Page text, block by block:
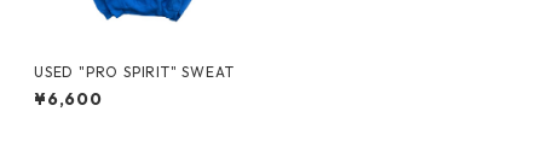
USED "PRO SPIRIT" SWEAT
¥6,600